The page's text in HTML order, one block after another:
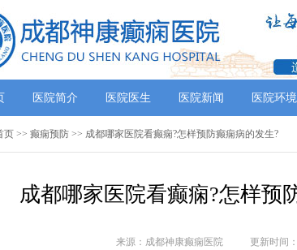
医院简介 医院医生 医院新闻 医院环境
页 >> 癫痫预防 >> 成都哪家医院看癫痫?怎样预防癫痫病的发生?
成都哪家医院看癫痫?怎样预
来源：成都神康癫痫医院 更新时间